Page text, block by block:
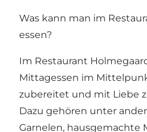
Was kann man im
essen?
Im Restaurant
Mittagessen im
zubereitet und mit Liebe
Dazu gehören unter
Garnelen, hausgemachte